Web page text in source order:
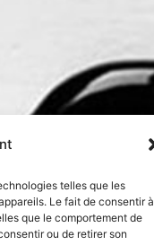
telles que les
Le fait de consentir à
que le comportement de
ou de retirer son